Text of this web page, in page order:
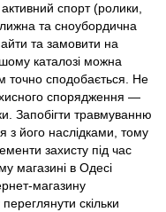
спорт (ролики,
та сноубордична
та замовити на
каталозі можна
точно сподобається. Не
спорядження —
Запобігти травмуванню
з його наслідками, тому
захисту під час
магазині в Одесі
магазину
скільки